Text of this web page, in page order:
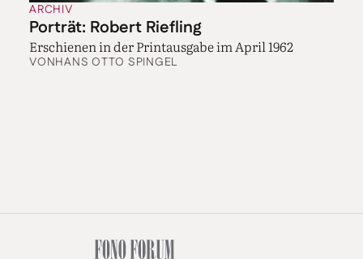
ARCHIV
Porträt: Robert Riefling
Erschienen in der Printausgabe im April 1962
VONHANS OTTO SPINGEL